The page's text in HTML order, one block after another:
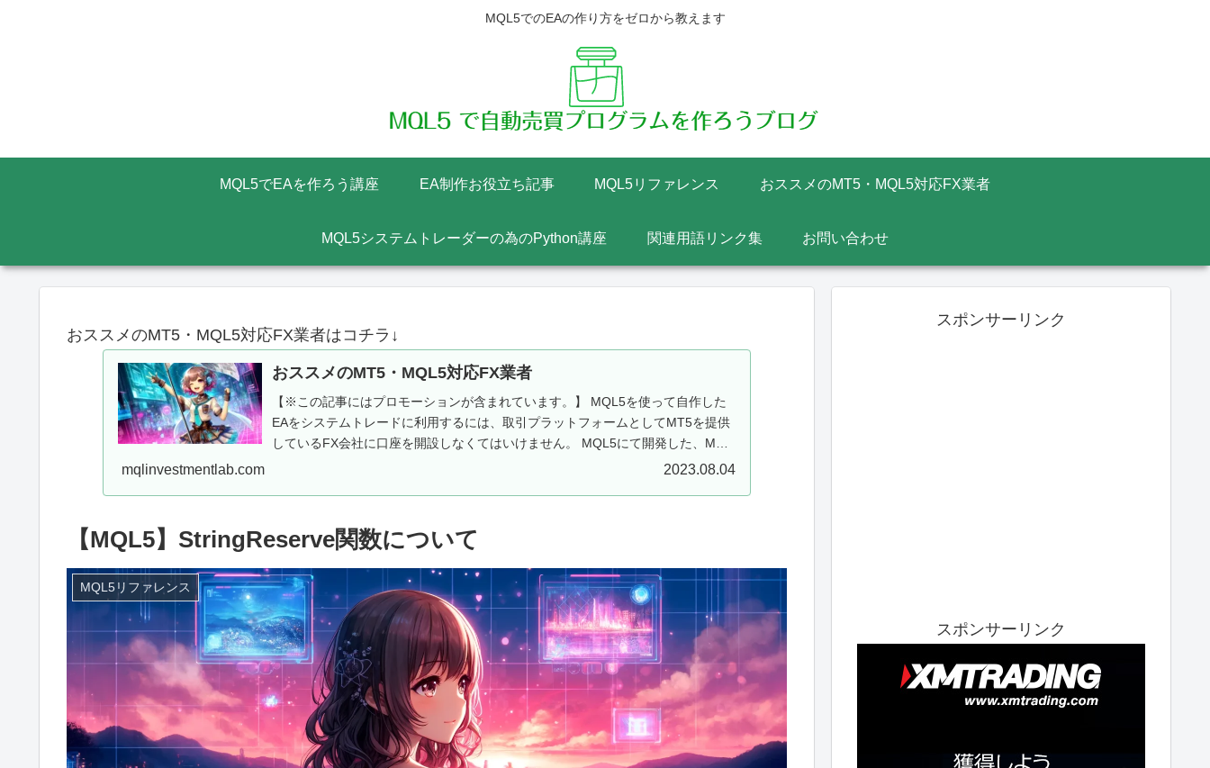
MQL5でのEAの作り方をゼロから教えます
MQL5でEAを作ろう講座 EA制作お役立ち記事 MQL5リファレンス おススメのMT5・MQL5対応FX業者
MQL5システムトレーダーの為のPython講座 関連用語リンク集 お問い合わせ
おススメのMT5・MQL5対応FX業者はコチラ↓
おススメのMT5・MQL5対応FX業者
【※この記事にはプロモーションが含まれています。】 MQL5を使って自作した
EAをシステムトレードに利用するには、取引プラットフォームとしてMT5を提供
しているFX会社に口座を開設しなくてはいけません。 MQL5にて開発した、MT5
mqlinvestmentlab.com 2023.08.04
【MQL5】StringReserve関数について
MQL5リファレンス
スポンサーリンク
スポンサーリンク